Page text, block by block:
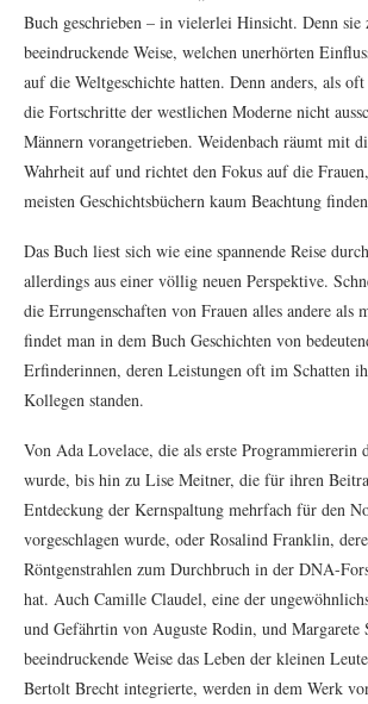
Buch geschrieben – in vielerlei Hinsicht. Denn sie
beeindruckende Weise, welchen unerhörten
auf die Weltgeschichte hatten. Denn anders, als
die Fortschritte der westlichen Moderne nicht
Männern vorangetrieben. Weidenbach räumt mit
Wahrheit auf und richtet den Fokus auf die
meisten Geschichtsbüchern kaum Beachtung
Das Buch liest sich wie eine spannende Reise
allerdings aus einer völlig neuen Perspektive.
die Errungenschaften von Frauen alles andere als
findet man in dem Buch Geschichten von
Erfinderinnen, deren Leistungen oft im Schatten
Kollegen standen.
Von Ada Lovelace, die als erste Programmiererin
wurde, bis hin zu Lise Meitner, die für ihren
Entdeckung der Kernspaltung mehrfach für den
vorgeschlagen wurde, oder Rosalind Franklin,
Röntgenstrahlen zum Durchbruch in der DNA-
hat. Auch Camille Claudel, eine der
und Gefährtin von Auguste Rodin, und Margarete
beeindruckende Weise das Leben der kleinen
Bertolt Brecht integrierte, werden in dem Werk